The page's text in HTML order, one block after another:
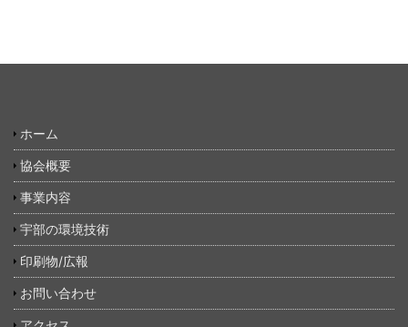
ホーム
協会概要
事業内容
宇部の環境技術
印刷物/広報
お問い合わせ